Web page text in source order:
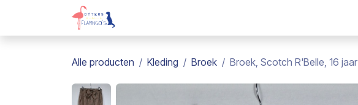
Overslaan naar inhoud
Alle producten Kleding Broek Broek, Scotch R'Belle, 16 jaar